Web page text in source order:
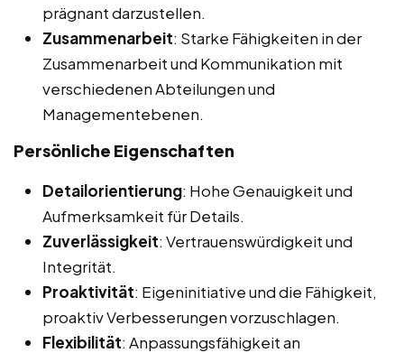
prägnant darzustellen.
Zusammenarbeit: Starke Fähigkeiten in der
Zusammenarbeit und Kommunikation mit
verschiedenen Abteilungen und
Managementebenen.
Persönliche Eigenschaften
Detailorientierung: Hohe Genauigkeit und
Aufmerksamkeit für Details.
Zuverlässigkeit: Vertrauenswürdigkeit und
Integrität.
Proaktivität: Eigeninitiative und die Fähigkeit,
proaktiv Verbesserungen vorzuschlagen.
Flexibilität: Anpassungsfähigkeit an